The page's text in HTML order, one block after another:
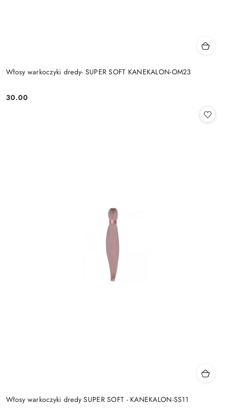
Włosy warkoczyki dredy- SUPER SOFT KANEKALON-OM23
Cena:
30.00
Włosy warkoczyki dredy SUPER SOFT - KANEKALON-SS11